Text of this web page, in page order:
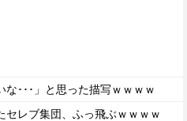
な･･･」と思った描写ｗｗｗｗ
セレブ集団、ふっ飛ぶｗｗｗｗ